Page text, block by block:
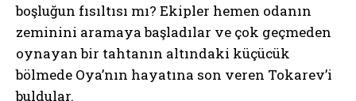
boşluğun fısıltısı mı? Ekipler hemen odanın
zeminini aramaya başladılar ve çok geçmeden
oynayan bir tahtanın altındaki küçücük
bölmede Oya’nın hayatına son veren Tokarev’i
buldular.